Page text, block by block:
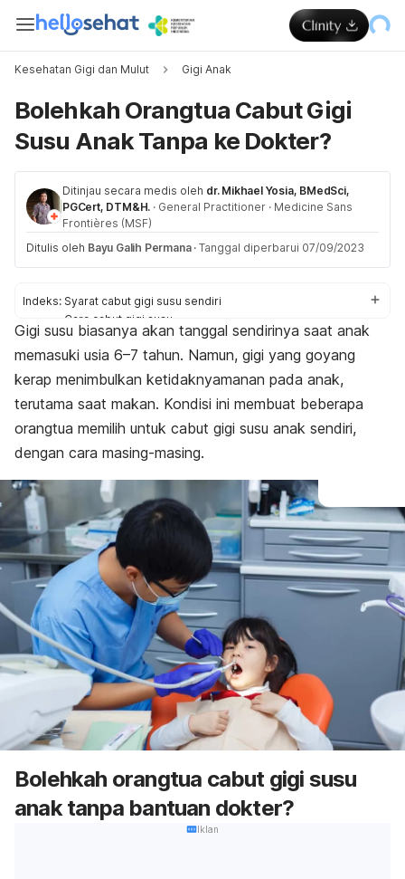
Kesehatan Gigi dan Mulut Gigi Anak
Bolehkah Orangtua Cabut Gigi
Susu Anak Tanpa ke Dokter?
Ditinjau secara medis oleh dr. Mikhael Yosia, BMedSci,
PGCert, DTM&H. · General Practitioner · Medicine Sans
Frontières (MSF)
Ditulis oleh Bayu Galih Permana · Tanggal diperbarui 07/09/2023
Indeks: Syarat cabut gigi susu sendiri
Cara cabut gigi susu
Kapan boleh cabut gigi susu?
Gigi susu biasanya akan tanggal sendirinya saat anak
memasuki usia 6–7 tahun. Namun, gigi yang goyang
kerap menimbulkan ketidaknyamanan pada anak,
terutama saat makan. Kondisi ini membuat beberapa
orangtua memilih untuk cabut gigi susu anak sendiri,
dengan cara masing-masing.
Bolehkah orangtua cabut gigi susu
anak tanpa bantuan dokter?
Iklan